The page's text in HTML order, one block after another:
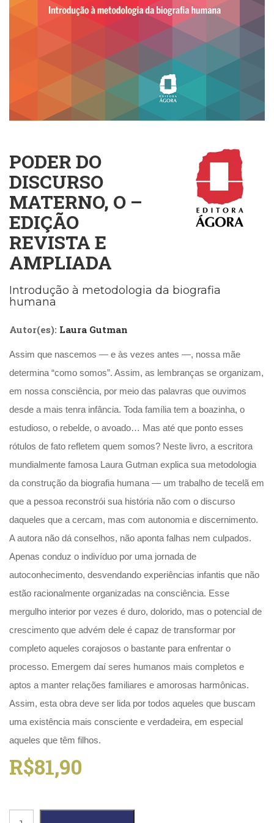
Cinema
(23)
Comportamento
Comunicação
Movimento
Interior
(222)
Criatividade
(14)
Culinária,
Alimentação
(14)
Economia,
Negócios
Educação
(278)
Especial
Fisioterapia
(47)
Fonoaudiologia
terapia
(93)
(57)
LGBTQIA+
(66)
Erótica
(11)
Literatura,
Ensaios
(69)
Obras
referência
(48)
(Programação
Neurolingüística)
(41)
(200)
Psicologia,
(799)
Publicidade,
e
PODER DO
DISCURSO
MATERNO, O –
EDIÇÃO
REVISTA E
AMPLIADA
Introdução à metodologia da biografia
humana
Autor(es): Laura Gutman
Assim que nascemos — e às vezes antes —, nossa mãe
determina “como somos”. Assim, as lembranças se organizam,
em nossa consciência, por meio das palavras que ouvimos
desde a mais tenra infância. Toda família tem a boazinha, o
estudioso, o rebelde, o avoado… Mas até que ponto esses
rótulos de fato refletem quem somos? Neste livro, a escritora
mundialmente famosa Laura Gutman explica sua metodologia
da construção da biografia humana — um trabalho de tecelã em
que a pessoa reconstrói sua história não com o discurso
daqueles que a cercam, mas com autonomia e discernimento.
A autora não dá conselhos, não aponta falhas nem culpados.
Apenas conduz o indivíduo por uma jornada de
autoconhecimento, desvendando experiências infantis que não
estão racionalmente organizadas na consciência. Esse
mergulho interior por vezes é duro, dolorido, mas o potencial de
crescimento que advém dele é capaz de transformar por
completo aqueles corajosos o bastante para enfrentar o
processo. Emergem daí seres humanos mais completos e
aptos a manter relações familiares e amorosas harmônicas.
Assim, esta obra deve ser lida por todos aqueles que buscam
uma existência mais consciente e verdadeira, em especial
aqueles que têm filhos.
R$81,90